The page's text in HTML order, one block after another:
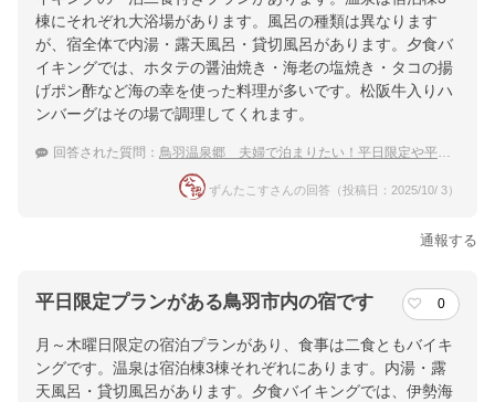
棟にそれぞれ大浴場があります。風呂の種類は異なります
が、宿全体で内湯・露天風呂・貸切風呂があります。夕食バ
イキングでは、ホタテの醤油焼き・海老の塩焼き・タコの揚
げポン酢など海の幸を使った料理が多いです。松阪牛入りハ
ンバーグはその場で調理してくれます。
回答された質問： 鳥羽温泉郷 夫婦で泊まりたい！平日限定や平日割のあるおすすめ温泉宿
ずんたこすさんの回答（投稿日：2025/10/ 3）
通報する
平日限定プランがある鳥羽市内の宿です 0
月～木曜日限定の宿泊プランがあり、食事は二食ともバイキ
ングです。温泉は宿泊棟3棟それぞれにあります。内湯・露
天風呂・貸切風呂があります。夕食バイキングでは、伊勢海